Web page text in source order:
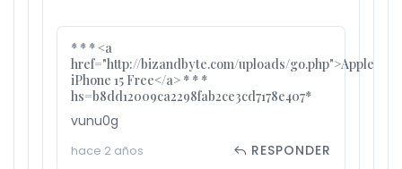
* * * <a
href="http://bizandbyte.com/uploads/go.php">Apple
iPhone 15 Free</a> * * *
hs=b8dd12009ca2298fab2ce3cd7178e407*
vunu0g
hace 2 años RESPONDER